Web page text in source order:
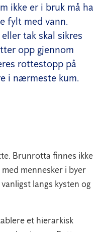
ikke er i bruk må ha
fylt med vann.
tak skal sikres
opp gjennom
rottestopp på
i nærmeste kum.
Brunrotta finnes ikke
mennesker i byer
langs kysten og
et hierarkisk